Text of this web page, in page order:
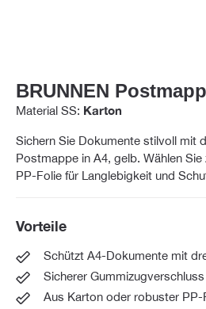
BRUNNEN
Material SS: Karton
Sichern Sie Dokumente stilvoll mit
Postmappe in A4, gelb. Wählen
PP-Folie für Langlebigkeit und
Vorteile
Schützt A4-Dokumente mit
Sicherer Gummizugverschluss
Aus Karton oder robuster PP-